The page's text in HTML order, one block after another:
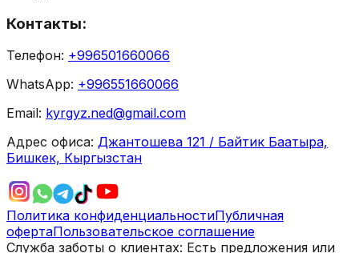
Контакты:
Телефон: +996501660066
WhatsApp: +996551660066
Email: kyrgyz.ned@gmail.com
Адрес офиса: Джантошева 121 / Байтик Баатыра,
Бишкек, Кыргызстан
Политика конфиденциальностиПубличная
офертаПользовательское соглашение
Служба заботы о клиентах: Есть предложения или